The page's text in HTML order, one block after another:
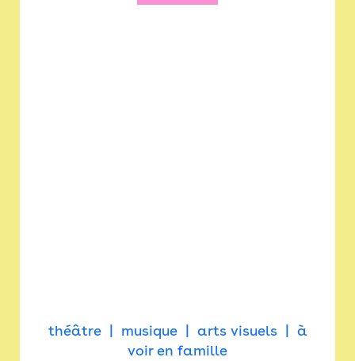
théâtre musique arts visuels
à
voir en famille